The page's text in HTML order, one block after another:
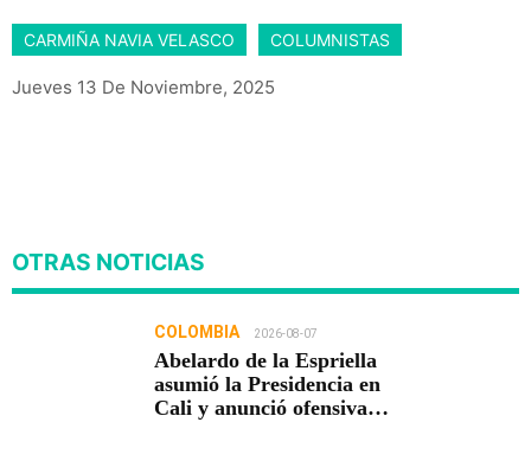
CARMIÑA NAVIA VELASCO COLUMNISTAS
Jueves 13 De Noviembre, 2025
OTRAS NOTICIAS
COLOMBIA 2026-08-07
Abelardo de la Espriella
asumió la Presidencia en
Cali y anunció ofensiva